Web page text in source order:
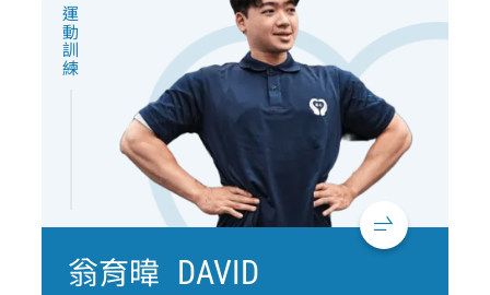
運動訓練
翁育暐 DAVID